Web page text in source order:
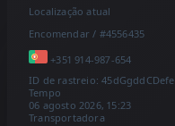
Localização atual
Encomendar / #4556435
+351 914-987-654
ID de rastreio:45dGgddCDefe
Tempo
06 agosto 2026, 15:23
Transportadora